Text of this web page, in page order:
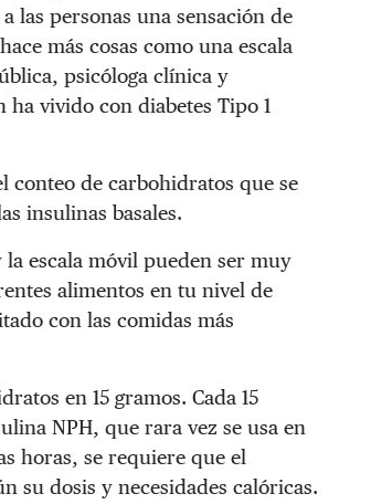
las personas una sensación de
más cosas como una escala
psicóloga clínica y
vivido con diabetes Tipo 1
conteo de carbohidratos que se
insulinas basales.
escala móvil pueden ser muy
alimentos en tu nivel de
con las comidas más
en 15 gramos. Cada 15
NPH, que rara vez se usa en
horas, se requiere que el
su dosis y necesidades calóricas.